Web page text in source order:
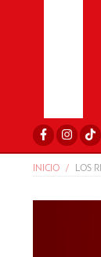
INICIO LOS